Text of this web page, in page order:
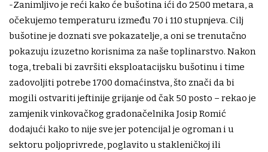
-Zanimljivo je reći kako će bušotina ići do 2500 metara, a
očekujemo temperaturu između 70 i 110 stupnjeva. Cilj
bušotine je doznati sve pokazatelje, a oni se trenutačno
pokazuju izuzetno korisnima za naše toplinarstvo. Nakon
toga, trebali bi završiti eksploatacijsku bušotinu i time
zadovoljiti potrebe 1700 domaćinstva, što znači da bi
mogili ostvariti jeftinije grijanje od čak 50 posto – rekao je
zamjenik vinkovačkog gradonačelnika Josip Romić
dodajući kako to nije sve jer potencijal je ogroman i u
sektoru poljoprivrede, poglavito u stakleničkoj ili